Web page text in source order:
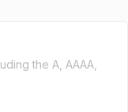
the A, AAAA,